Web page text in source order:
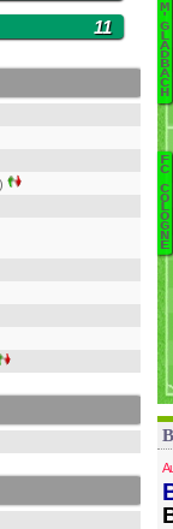
11
M
'
G
L
A
D
B
A
C
H
F
C
C
O
L
O
G
N
E